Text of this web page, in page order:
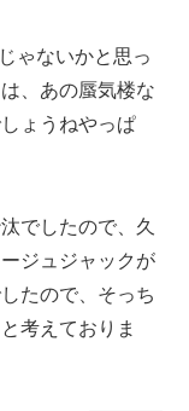
ゃないかと思っ
、あの蜃気楼な
ょうねやっぱ
でしたので、久
ジュジャックが
たので、そっち
考えておりま